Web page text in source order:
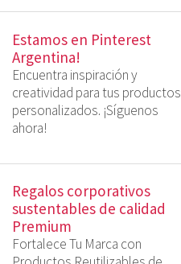
Estamos en Pinterest
Argentina!
Encuentra inspiración y
creatividad para tus productos
personalizados. ¡Síguenos
ahora!
Regalos corporativos
sustentables de calidad
Premium
Fortalece Tu Marca con